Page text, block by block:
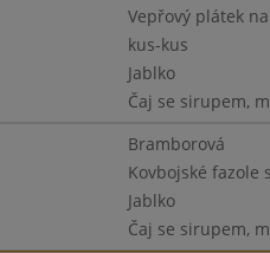
Vepřový plátek
kus-kus
Jablko
Čaj se sirupem,
Bramborová
Kovbojské fazole
Jablko
Čaj se sirupem,